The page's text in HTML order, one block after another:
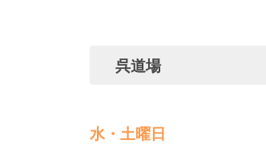
呉道場
水・土曜日